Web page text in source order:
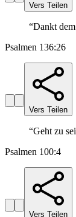
Vers Teilen
“Dankt
Psalmen 136:26
Vers Teilen
“Geht zu
Psalmen 100:4
Vers Teilen